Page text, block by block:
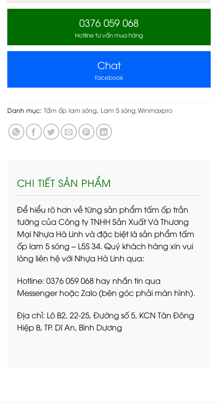
0376 059 068
Hotline tư vấn mua hàng
Chat
facebook
Danh mục: Tấm ốp lam sóng, Lam 5 sóng Winmaxpro
CHI TIẾT SẢN PHẨM
Để hiểu rõ hơn về từng sản phẩm tấm ốp trần
tường của Công ty TNHH Sản Xuất Và Thương
Mại Nhựa Hà Linh và đặc biệt là sản phẩm tấm
ốp lam 5 sóng – L5S 34. Quý khách hàng xin vui
lòng liên hệ với Nhựa Hà Linh qua:
Hotline: 0376 059 068 hay nhắn tin qua
Messenger hoặc Zalo (bên góc phải màn hình).
Địa chỉ: Lô B2, 22-25, Đường số 5, KCN Tân Đông
Hiệp B, TP. Dĩ An, Bình Dương